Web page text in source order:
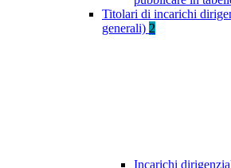
Titolari di incarichi
generali) 2
Incarichi